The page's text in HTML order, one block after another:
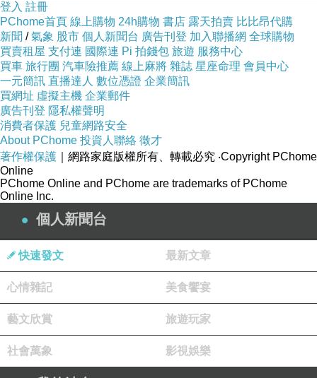
肥瘦各半的肉燥飯，淋上香香的滷汁，吃完讓
人好想再來扒一碗呀
虱目魚魚肚的份量給的好多喲，魚肉鮮甜，重
點是他們家的虱目魚是無刺的，不用吃個老半
天，一直在吐虱目魚很多得暗刺，吃起來方
便，湯頭又好喝
也有不加鹹粥，單純的魚肚湯可以選擇
這家台南『王氏魚皮』的鹹粥我們第一次吃，
道地的新鮮食材，給的份量豐富，值得推薦大
家收入口袋名單找時間過來吃唷
登入 註冊
PChome首頁 線上購物 24h購物 書店 露天拍賣 比比昂代購
新聞 /氣象 股市 個人新聞台 廣告刊登 加入聯播網 全球購物
買賣租屋 支付連 國際連 Pi 拍錢包 旅遊 服務中心
買車 旅行團 汽車險推薦 線上麻將 雜誌 星座命理 會員中心
一元簡訊 直播達人 數位憑證 企業簡訊
買網址 虛擬主機 企業郵件
廣告刊登 隱私權聲明
消費者保護 兒童網路安全
About PChome 投資人聯絡 徵才
著作權保護 ｜網路家庭版權所有、轉載必究 ‧Copyright PChome
Online
PChome Online and PChome are trademarks of PChome
Online Inc.
個人新聞台
快速發文 最新文章
心情雜記 美食饗宴
藝文欣賞 旅遊玩家
社會萬象 影視娛樂